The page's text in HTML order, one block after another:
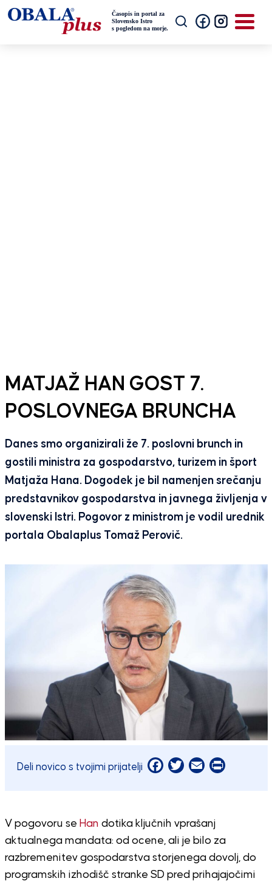
MATJAŽ HAN GOST 7.
POSLOVNEGA BRUNCHA
Danes smo organizirali že 7. poslovni brunch in
gostili ministra za gospodarstvo, turizem in šport
Matjaža Hana. Dogodek je bil namenjen srečanju
predstavnikov gospodarstva in javnega življenja v
slovenski Istri. Pogovor z ministrom je vodil urednik
portala Obalaplus Tomaž Perovič.
Deli novico s tvojimi prijatelji Facebook
Twitter
EmailPrint
V pogovoru se Han dotika ključnih vprašanj
aktualnega mandata: od ocene, ali je bilo za
razbremenitev gospodarstva storjenega dovolj, do
programskih izhodišč stranke SD pred prihajajočimi